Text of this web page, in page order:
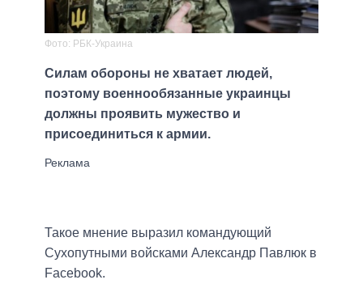
Фото: РБК-Украина
Силам обороны не хватает людей,
поэтому военнообязанные украинцы
должны проявить мужество и
присоединиться к армии.
Такое мнение выразил командующий
Сухопутными войсками Александр Павлюк в
Facebook.